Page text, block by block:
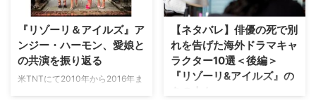
の世を去った。彼は双極性障害と
診断されていた。 敬意をもって
向き合いたかった シーズン4の最
終回では、フロストは休暇に出た
と説明されたが、続くシーズン5
の第1話では彼が交通事故で命を
始まった『リンカーン弁護士』の
主人公は、因習にとらわれない理
想主義者の弁護士ミッキー・ハラ
ー。高級車リンカーンの後部座席
を事務所代わりに、ロサンゼルス
で様々な案件を手掛ける。 今年1
月に更新が決まったシーズン4
『リゾーリ＆アイルズ』ア
ンジー・ハーモン、愛娘と
の共演を振り返る
米TNTにて2010年から2016年ま
【ネタバレ】俳優の死で別
れを告げた海外ドラマキャ
ラクター10選＜後編＞
『リゾーリ&アイルズ』の
あの人も…